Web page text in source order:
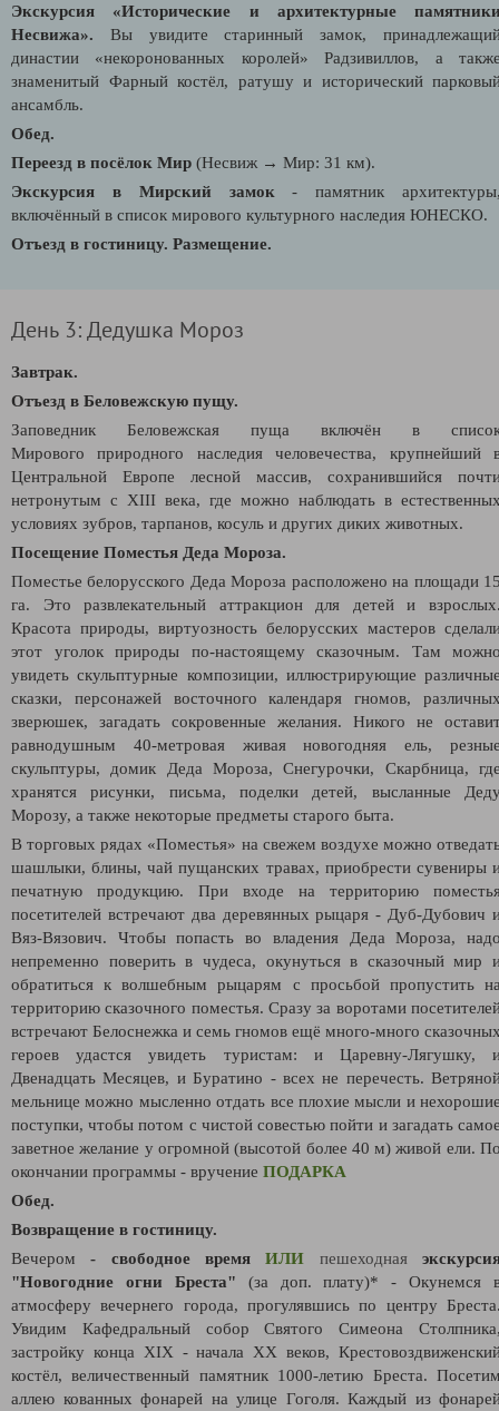
Экскурсия «Исторические и архитектурные
Несвижа». Вы увидите старинный замок,
династии «некоронованных королей» Радзивиллов, а
знаменитый Фарный костёл, ратушу и исторический
ансамбль.
Обед.
Переезд в посёлок Мир (Несвиж → Мир: 31 км).
Экскурсия в Мирский замок - памятник
включённый в список мирового культурного наследия ЮНЕСКО.
Отъезд в гостиницу. Размещение.
День 3: Дедушка Мороз
Завтрак.
Отъезд в Беловежскую пущу.
Заповедник Беловежская пуща включён в
Мирового природного наследия человечества, крупнейший
Центральной Европе лесной массив, сохранившийся
нетронутым с XIII века, где можно наблюдать в
условиях зубров, тарпанов, косуль и других диких животных.
Посещение Поместья Деда Мороза.
Поместье белорусского Деда Мороза расположено на площади
га. Это развлекательный аттракцион для детей и
Красота природы, виртуозность белорусских мастеров
этот уголок природы по-настоящему сказочным. Там
увидеть скульптурные композиции, иллюстрирующие
сказки, персонажей восточного календаря гномов,
зверюшек, загадать сокровенные желания. Никого не
равнодушным 40-метровая живая новогодняя ель,
скульптуры, домик Деда Мороза, Снегурочки, Скарбница,
хранятся рисунки, письма, поделки детей, высланные
Морозу, а также некоторые предметы старого быта.
В торговых рядах «Поместья» на свежем воздухе можно
шашлыки, блины, чай пущанских травах, приобрести сувениры
печатную продукцию. При входе на территорию
посетителей встречают два деревянных рыцаря - Дуб-Дубович
Вяз-Вязович. Чтобы попасть во владения Деда Мороза,
непременно поверить в чудеса, окунуться в сказочный мир
обратиться к волшебным рыцарям с просьбой пропустить
территорию сказочного поместья. Сразу за воротами
встречают Белоснежка и семь гномов ещё много-много
героев удастся увидеть туристам: и Царевну-Лягушку,
Двенадцать Месяцев, и Буратино - всех не перечесть.
мельнице можно мысленно отдать все плохие мысли и
поступки, чтобы потом с чистой совестью пойти и загадать
заветное желание у огромной (высотой более 40 м) живой ели.
окончании программы - вручение ПОДАРКА
Обед.
Возвращение в гостиницу.
Вечером- свободное времяИЛИ пешеходная
"Новогодние огни Бреста" (за доп. плату)* - Окунемся
атмосферу вечернего города, прогулявшись по центру
Увидим Кафедральный собор Святого Симеона
застройку конца XIX - начала XX веков,
костёл, величественный памятник 1000-летию Бреста.
аллею кованных фонарей на улице Гоголя. Каждый из